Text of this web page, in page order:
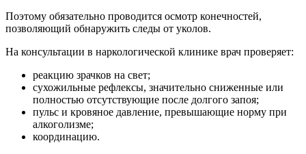
Поэтому обязательно проводится осмотр конечностей,
позволяющий обнаружить следы от уколов.
На консультации в наркологической клинике врач проверяет:
реакцию зрачков на свет;
сухожильные рефлексы, значительно сниженные или
полностью отсутствующие после долгого запоя;
пульс и кровяное давление, превышающие норму при
алкоголизме;
координацию.